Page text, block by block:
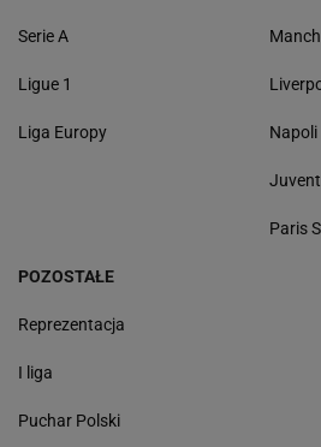
Serie A
Ligue 1
Liga Europy Napoli
Paris
POZOSTAŁE
Reprezentacja
I liga
Puchar Polski